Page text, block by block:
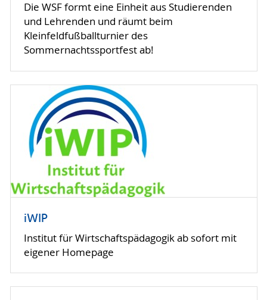
Die WSF formt eine Einheit aus Studierenden
und Lehrenden und räumt beim
Kleinfeldfußballturnier des
Sommernachtssportfest ab!
iWIP
Institut für Wirtschaftspädagogik ab sofort mit
eigener Homepage